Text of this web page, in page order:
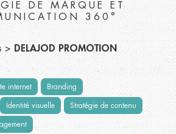
DE MARQUE ET
360°
> DELAJOD PROMOTION
internet Branding
Identité visuelle Stratégie de contenu